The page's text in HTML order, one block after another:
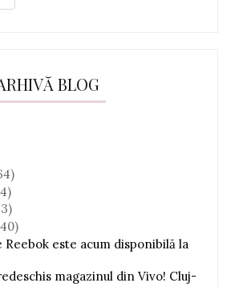
BLOG
Reebok este acum disponibilă la
magazinul din Vivo! Cluj-